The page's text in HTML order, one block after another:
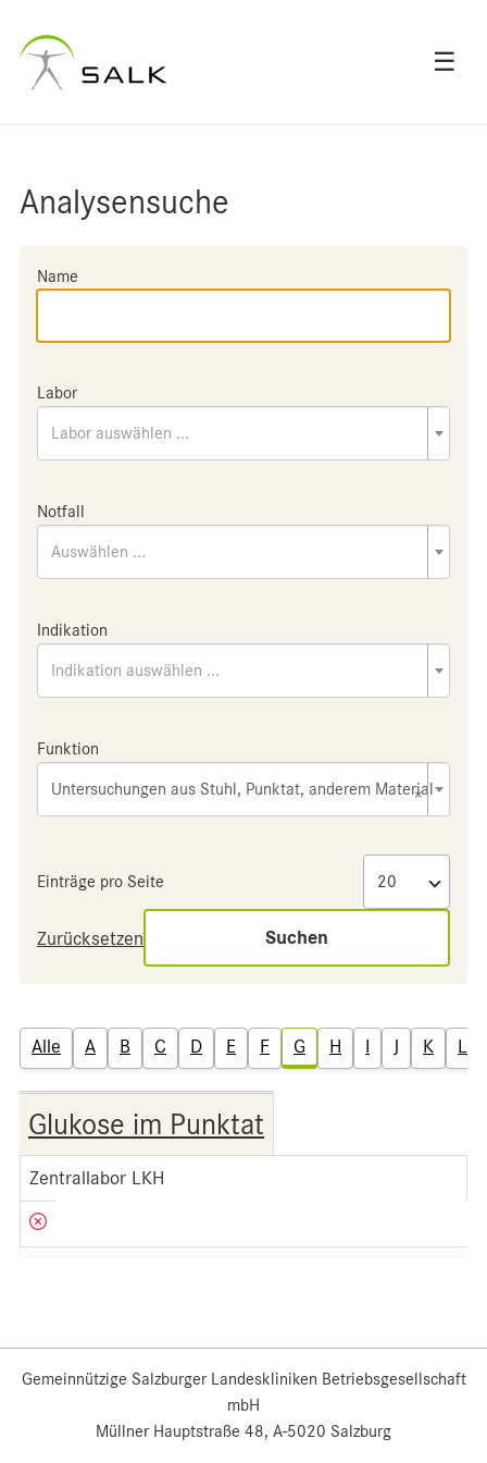
☰
Analysensuche
Name
Labor
Labor auswählen ...
Notfall
Auswählen ...
Indikation
Indikation auswählen ...
Funktion
×
Untersuchungen aus Stuhl, Punktat, anderem Material
Einträge pro Seite
Zurücksetzen Suchen
Alle A B C D E F G H I J K L
Glukose im Punktat
Zentrallabor LKH
Gemeinnützige Salzburger Landeskliniken Betriebsgesellschaft
mbH
Müllner Hauptstraße 48, A-5020 Salzburg